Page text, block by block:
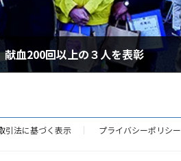
血200回以上の３人を表彰
引法に基づく表示 プライバシーポリシー